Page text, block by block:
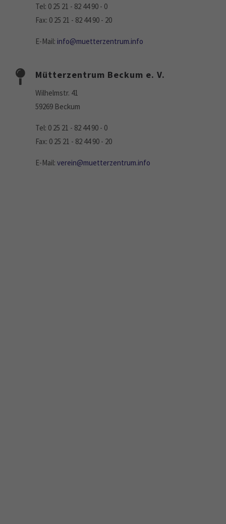
nascetur ridiculus mus. Donec quam felis, ultricies nec.
Tel: 0 25 21 - 82 44 90 - 0
Fax: 0 25 21 - 82 44 90 - 20
E-Mail: info@muetterzentrum.info
Mütterzentrum Beckum e. V.
Wilhelmstr. 41
59269 Beckum
Tel: 0 25 21 - 82 44 90 - 0
Fax: 0 25 21 - 82 44 90 - 20
E-Mail: verein@muetterzentrum.info